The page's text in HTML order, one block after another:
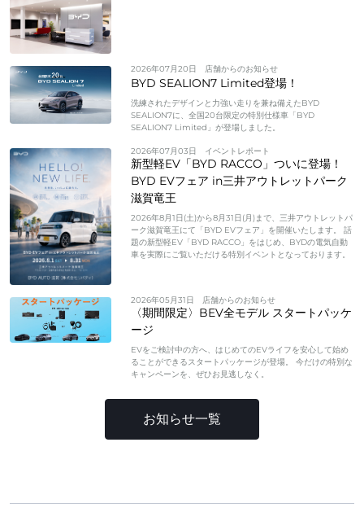
2026年07月20日 店舗からのお知らせ
BYD SEALION7 Limited登場！
洗練されたデザインと力強い走りを兼ね備えたBYD
SEALION7に、全国20台限定の特別仕様車「BYD
SEALION7 Limited」が登場しました。
2026年07月03日 イベントレポート
新型軽EV「BYD RACCO」ついに登場！
BYD EVフェア in三井アウトレットパーク
滋賀竜王
2026年8月1日(土)から8月31日(月)まで、三井アウトレットパ
ーク滋賀竜王にて「BYD EVフェア」を開催いたします。 話
題の新型軽EV「BYD RACCO」をはじめ、BYDの電気自動
車を実際にご覧いただける特別イベントとなっております。
2026年05月31日 店舗からのお知らせ
〈期間限定〉BEV全モデル スタートパッケ
ージ
EVをご検討中の方へ、はじめてのEVライフを安心して始め
ることができるスタートパッケージが登場。 今だけの特別な
キャンペーンを、ぜひお見逃しなく。
お知らせ一覧